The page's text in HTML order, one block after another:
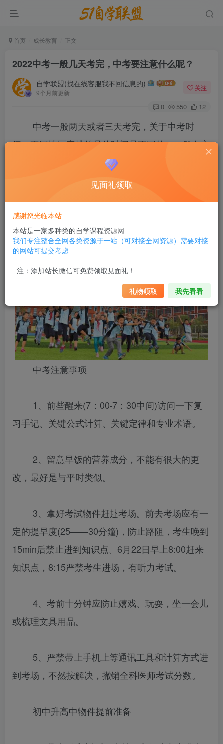
首页 成长教育 正文
2022中考一般几天考完，中考要注意什么呢？
自学联盟(找在线客服我不回信息的)
9个月前更新
关注
0 550 12
中考一般两天或者三天考完，关于中考时
间，不同地区安排的具体时间是不同的，一般在六
月中下旬，高考结束后。中考是检测初中在校生是
否达到初中学业水平的考试，是初中毕业证书发放
中考注意事项
1、前些醒来(7：00-7：30中间)访问一下复
习手记、关键公式计算、关键定律和专业术语。
2、留意早饭的营养成分，不能有很大的更
改，最好是与平时类似。
3、拿好考試物件赶赴考场。前去考场应有一
定的提早度(25——30分鐘)，防止路阻，考生晚到
15min后禁止进到知识点。6月22日早上8:00赶来
知识点，8:15严禁考生进场，有听力考试。
4、考前十分钟应防止嬉戏、玩耍，坐一会儿
或梳理文具用品。
5、严禁带上手机上等通讯工具和计算方式进
到考场，不然按解决，撤销全科医师考试分数。
初中升高中物件提前准备
见面礼领取
感谢您光临本站
本站是一家多种类的自学课程资源网
我们专注整合全网各类资源于一站（可对接全网资源）需要对接
的网站可提交考虑
注：添加站长微信可免费领取见面礼！
礼物领取 我先看看